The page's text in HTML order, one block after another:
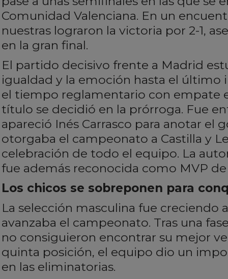
Comunidad Valenciana. En un
nuestras lograron la victoria por 2-1,
en la gran final.
El partido decisivo frente a Madrid
igualdad y la emoción hasta el último
el tiempo reglamentario con empate
título se decidió en la prórroga. Fue
apareció Inés Carrasco para anotar el
otorgaba el campeonato a Castilla y
celebración de todo el equipo. La
fue además reconocida como MVP de
Los chicos se sobreponen para
La selección masculina fue creciendo
avanzaba el campeonato. Tras una
no consiguieron encontrar su mejor
quinta posición, el equipo dio un
en las eliminatorias.